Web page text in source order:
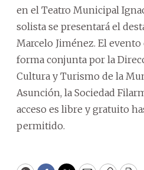
en el Teatro Municipal
solista se presentará el
Marcelo Jiménez. El
forma conjunta por la
Cultura y Turismo de la
Asunción, la Sociedad
acceso es libre y gratuito
permitido.